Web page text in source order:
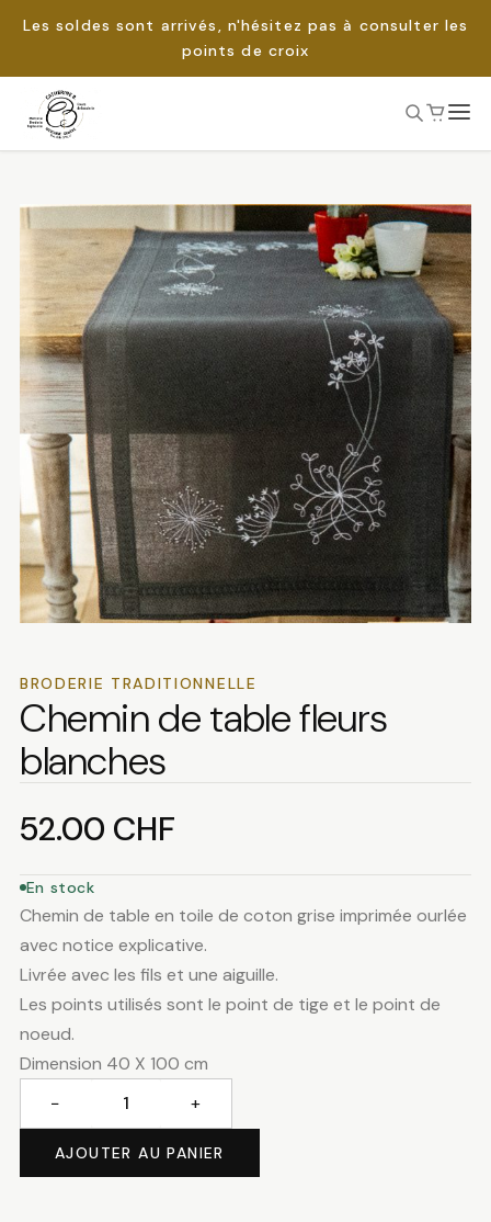
Les soldes sont arrivés, n'hésitez pas à consulter les
points de croix
Passer
BRODERIE TRADITIONNELLE
Chemin de table fleurs
blanches
52.00 CHF
En stock
Chemin de table en toile de coton grise imprimée ourlée
avec notice explicative.
Livrée avec les fils et une aiguille.
Les points utilisés sont le point de tige et le point de
noeud.
Dimension 40 X 100 cm
Chemin
− +
AJOUTER AU PANIER